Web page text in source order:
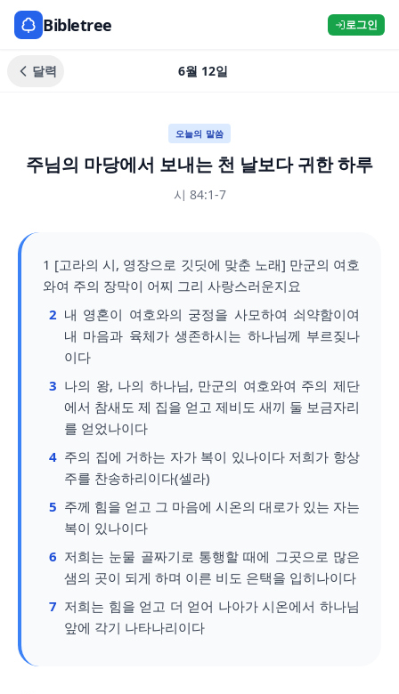
Bibletree 로그인
달력 6월 12일
오늘의 말씀
주님의 마당에서 보내는 천 날보다 귀한 하루
시 84:1-7
1 [고라의 시, 영장으로 깃딧에 맞춘 노래] 만군의 여호
와여 주의 장막이 어찌 그리 사랑스러운지요
2 내 영혼이 여호와의 궁정을 사모하여 쇠약함이여
내 마음과 육체가 생존하시는 하나님께 부르짖나
이다
3 나의 왕, 나의 하나님, 만군의 여호와여 주의 제단
에서 참새도 제 집을 얻고 제비도 새끼 둘 보금자리
를 얻었나이다
4 주의 집에 거하는 자가 복이 있나이다 저희가 항상
주를 찬송하리이다(셀라)
5 주께 힘을 얻고 그 마음에 시온의 대로가 있는 자는
복이 있나이다
6 저희는 눈물 골짜기로 통행할 때에 그곳으로 많은
샘의 곳이 되게 하며 이른 비도 은택을 입히나이다
7 저희는 힘을 얻고 더 얻어 나아가 시온에서 하나님
앞에 각기 나타나리이다